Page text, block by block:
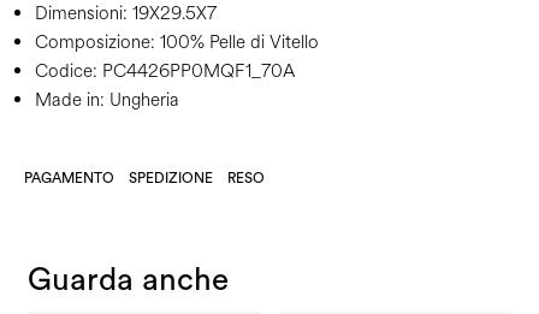
Dimensioni: 19X29.5X7
Composizione: 100% Pelle di Vitello
Codice: PC4426PP0MQF1_70A
Made in: Ungheria
PAGAMENTO SPEDIZIONE RESO
Guarda anche